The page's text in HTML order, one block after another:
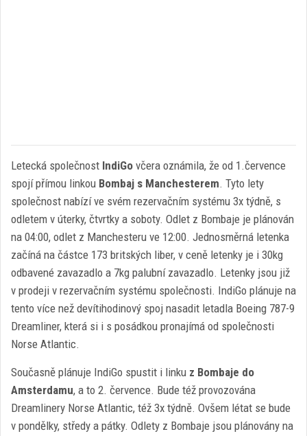
Letecká společnost IndiGo včera oznámila, že od 1.července
spojí přímou linkou Bombaj s Manchesterem. Tyto lety
společnost nabízí ve svém rezervačním systému 3x týdně, s
odletem v úterky, čtvrtky a soboty. Odlet z Bombaje je plánován
na 04:00, odlet z Manchesteru ve 12:00. Jednosměrná letenka
začíná na částce 173 britských liber, v ceně letenky je i 30kg
odbavené zavazadlo a 7kg palubní zavazadlo. Letenky jsou již
v prodeji v rezervačním systému společnosti. IndiGo plánuje na
tento více než devítihodinový spoj nasadit letadla Boeing 787-9
Dreamliner, která si i s posádkou pronajímá od společnosti
Norse Atlantic.
Současně plánuje IndiGo spustit i linku z Bombaje do
Amsterdamu, a to 2. července. Bude též provozována
Dreamlinery Norse Atlantic, též 3x týdně. Ovšem létat se bude
v pondělky, středy a pátky. Odlety z Bombaje jsou plánovány na